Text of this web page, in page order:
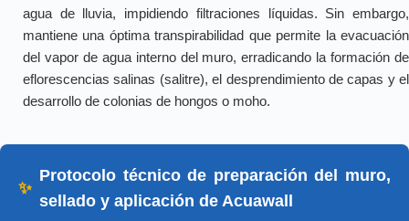
agua de lluvia, impidiendo filtraciones líquidas. Sin embargo,
mantiene una óptima transpirabilidad que permite la evacuación
del vapor de agua interno del muro, erradicando la formación de
eflorescencias salinas (salitre), el desprendimiento de capas y el
desarrollo de colonias de hongos o moho.
✨
Protocolo técnico de preparación del muro,
sellado y aplicación de Acuawall